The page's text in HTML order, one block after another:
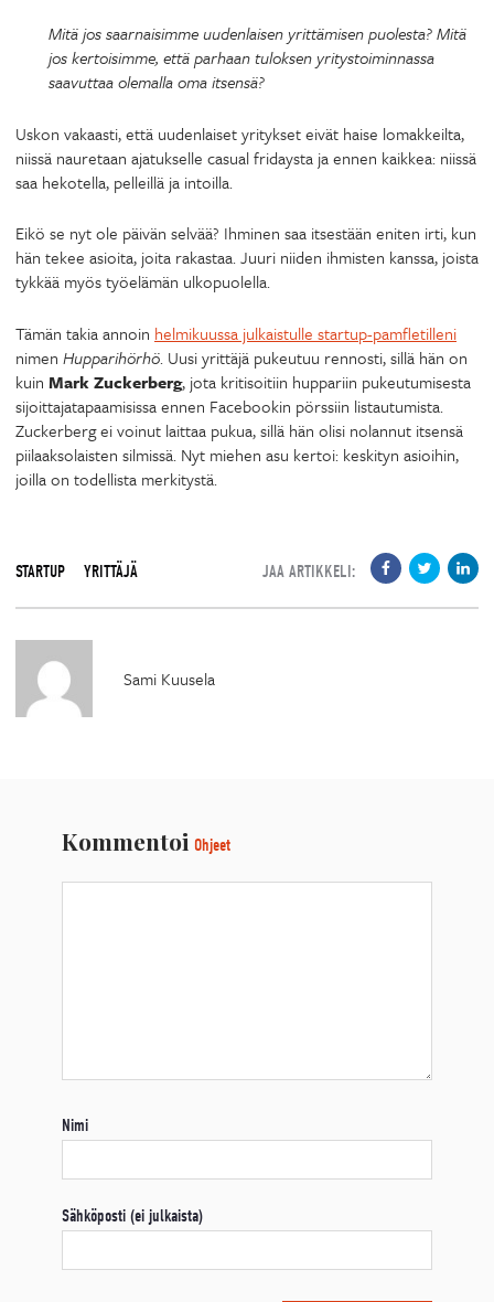
Mitä jos saarnaisimme uudenlaisen yrittämisen puolesta? Mitä
jos kertoisimme, että parhaan tuloksen yritystoiminnassa
saavuttaa olemalla oma itsensä?
Uskon vakaasti, että uudenlaiset yritykset eivät haise lomakkeilta,
niissä nauretaan ajatukselle casual fridaysta ja ennen kaikkea: niissä
saa hekotella, pelleillä ja intoilla.
Eikö se nyt ole päivän selvää? Ihminen saa itsestään eniten irti, kun
hän tekee asioita, joita rakastaa. Juuri niiden ihmisten kanssa, joista
tykkää myös työelämän ulkopuolella.
Tämän takia annoin helmikuussa julkaistulle startup-pamfletilleni
nimen Hupparihörhö. Uusi yrittäjä pukeutuu rennosti, sillä hän on
kuin Mark Zuckerberg, jota kritisoitiin huppariin pukeutumisesta
sijoittajatapaamisissa ennen Facebookin pörssiin listautumista.
Zuckerberg ei voinut laittaa pukua, sillä hän olisi nolannut itsensä
piilaaksolaisten silmissä. Nyt miehen asu kertoi: keskityn asioihin,
joilla on todellista merkitystä.
STARTUP YRITTÄJÄ JAA ARTIKKELI:
Sami Kuusela
Kommentoi Ohjeet
Nimi
Sähköposti (ei julkaista)